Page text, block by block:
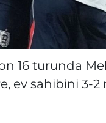
16 turunda
ev sahibini 3-